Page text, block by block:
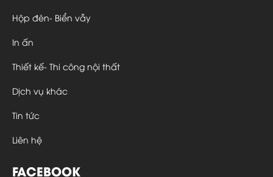
Hộp đèn- Biển vẫy
In ấn
Thiết kế- Thi công nội thất
Dịch vụ khác
Tin tức
Liên hệ
FACEBOOK